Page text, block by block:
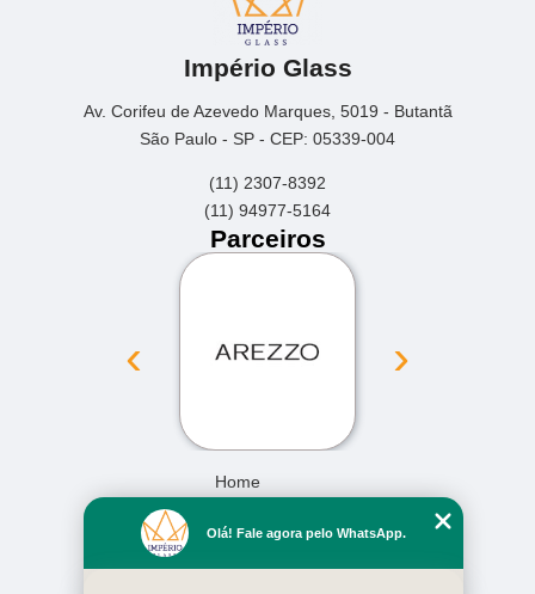
Império Glass
Av. Corifeu de Azevedo Marques, 5019 - Butantã
São Paulo - SP - CEP: 05339-004
(11) 2307-8392
(11) 94977-5164
Parceiros
‹ ›
Home
Missão
Olá! Fale agora pelo WhatsApp.